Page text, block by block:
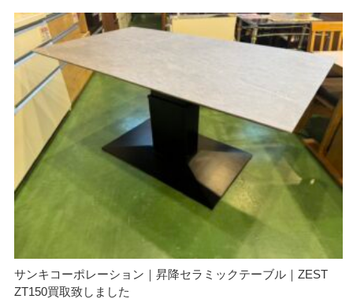
サンキコーポレーション｜昇降セラミックテーブル｜ZEST
ZT150買取致しました